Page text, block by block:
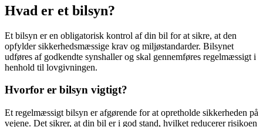
Hvad er et bilsyn?
Et bilsyn er en obligatorisk kontrol af din bil for at sikre, at den
opfylder sikkerhedsmæssige krav og miljøstandarder. Bilsynet
udføres af godkendte synshaller og skal gennemføres regelmæssigt i
henhold til lovgivningen.
Hvorfor er bilsyn vigtigt?
Et regelmæssigt bilsyn er afgørende for at opretholde sikkerheden på
vejene. Det sikrer, at din bil er i god stand, hvilket reducerer risikoen